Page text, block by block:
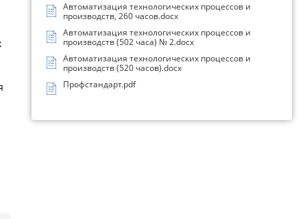
Автоматизация технологических процессов и
производств, 260 часов.docx
Автоматизация технологических процессов и
производств (502 часа) № 2.docx
Автоматизация технологических процессов и
производств (520 часов).docx
Профстандарт.pdf